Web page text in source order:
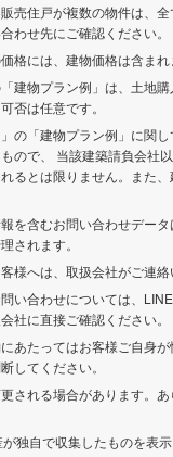
販売住戸が複数の物件は、
わせ先にご確認ください。
格には、建物価格は含まれ
「建物プラン例」は、土地
否は任意です。
」の「建物プラン例」に関
ので、 当該建築請負会社
るとは限りません。また
を含むお問い合わせデー
されます。
様へは、取扱会社がご連絡
い合わせについては、
社に直接ご確認ください。
あたってはお客様ご自身
してください。
される場合があります。
独自で収集したものを表示